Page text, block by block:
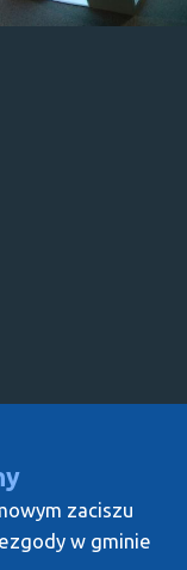
zaciszu
w gminie